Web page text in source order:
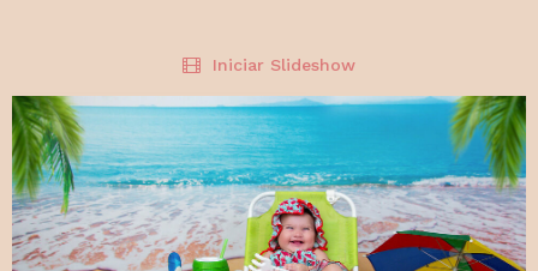
Iniciar Slideshow